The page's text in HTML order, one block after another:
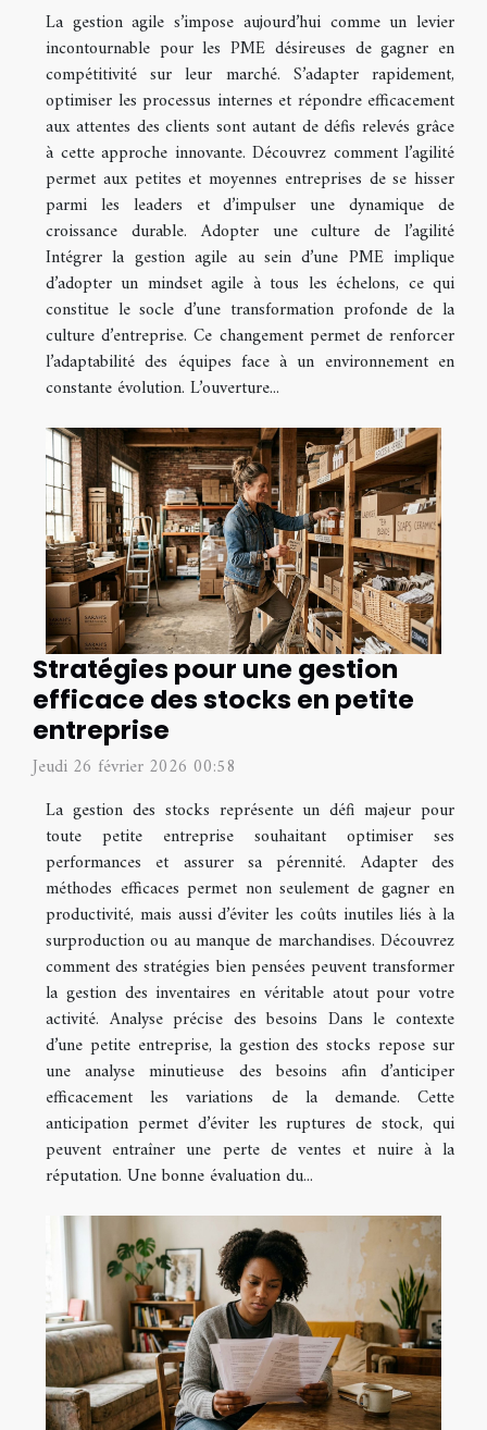
La gestion agile s’impose aujourd’hui comme un levier
incontournable pour les PME désireuses de gagner en
compétitivité sur leur marché. S’adapter rapidement,
optimiser les processus internes et répondre efficacement
aux attentes des clients sont autant de défis relevés grâce
à cette approche innovante. Découvrez comment l’agilité
permet aux petites et moyennes entreprises de se hisser
parmi les leaders et d’impulser une dynamique de
croissance durable. Adopter une culture de l’agilité
Intégrer la gestion agile au sein d’une PME implique
d’adopter un mindset agile à tous les échelons, ce qui
constitue le socle d’une transformation profonde de la
culture d’entreprise. Ce changement permet de renforcer
l’adaptabilité des équipes face à un environnement en
constante évolution. L’ouverture...
Stratégies pour une gestion
efficace des stocks en petite
entreprise
Jeudi 26 février 2026 00:58
La gestion des stocks représente un défi majeur pour
toute petite entreprise souhaitant optimiser ses
performances et assurer sa pérennité. Adapter des
méthodes efficaces permet non seulement de gagner en
productivité, mais aussi d’éviter les coûts inutiles liés à la
surproduction ou au manque de marchandises. Découvrez
comment des stratégies bien pensées peuvent transformer
la gestion des inventaires en véritable atout pour votre
activité. Analyse précise des besoins Dans le contexte
d’une petite entreprise, la gestion des stocks repose sur
une analyse minutieuse des besoins afin d’anticiper
efficacement les variations de la demande. Cette
anticipation permet d’éviter les ruptures de stock, qui
peuvent entraîner une perte de ventes et nuire à la
réputation. Une bonne évaluation du...